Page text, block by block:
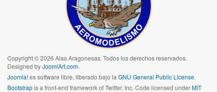
Copyright © 2026 Alas Aragonesas. Todos los derechos reservados.
Designed byJoomlArt.com.
Joomla!es software libre, liberado bajo la GNU General Public License.
Bootstrapis a front-end framework of Twitter, Inc. Code licensed underMIT